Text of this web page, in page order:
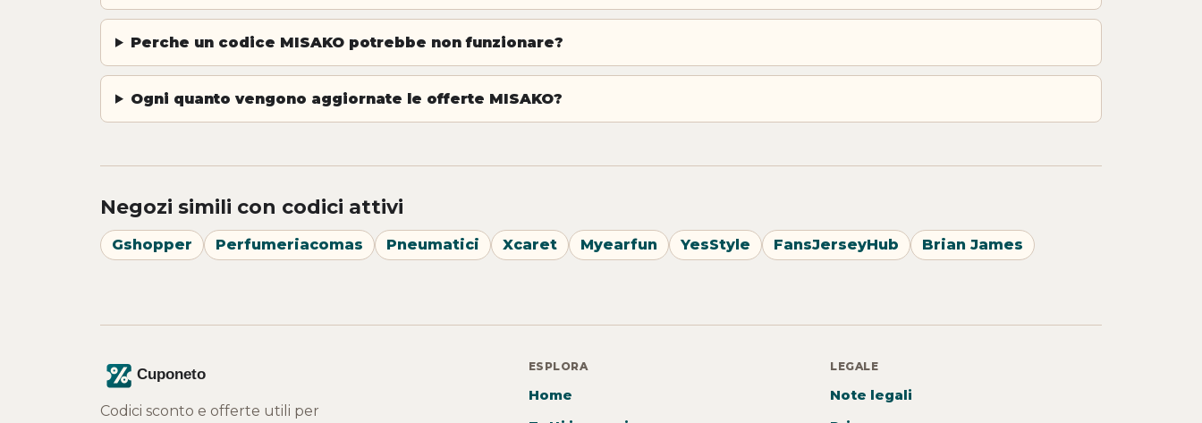
Perche un codice MISAKO potrebbe non funzionare?
Ogni quanto vengono aggiornate le offerte MISAKO?
Negozi simili con codici attivi
Gshopper Perfumeriacomas Pneumatici Xcaret Myearfun YesStyle FansJerseyHub Brian James
Codici sconto e offerte utili per
ESPLORA
Home
LEGALE
Note legali